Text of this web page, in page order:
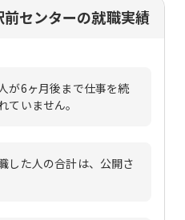
センターの就職実績
が6ヶ月後まで仕事を続
ていません。
した人の合計は、公開さ